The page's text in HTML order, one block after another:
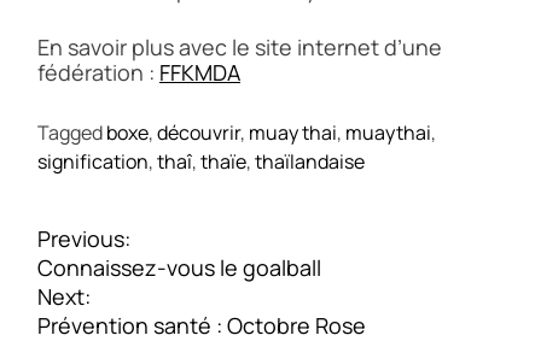
En savoir plus avec le site internet d’une
fédération : FFKMDA
Taggedboxe,découvrir, muay thai, muaythai,
signification,thaî,thaïe,thaïlandaise
N
a
v
i
Previous:
Connaissez-vous le goalball
Next:
Prévention santé : Octobre Rose